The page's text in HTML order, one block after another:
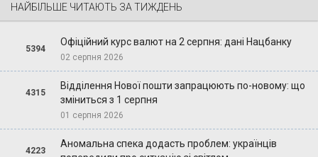
НАЙБІЛЬШЕ ЧИТАЮТЬ ЗА ТИЖДЕНЬ
5394
Офіційний курс валют на 2 серпня: дані Нацбанку
02 серпня 2026
4315
Відділення Нової пошти запрацюють по-новому: що
зміниться з 1 серпня
01 серпня 2026
4223
Аномальна спека додасть проблем: українців